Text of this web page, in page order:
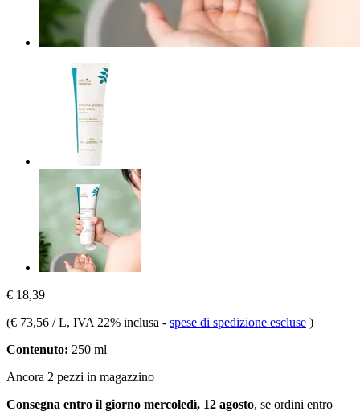
€ 18,39
(€ 73,56 / L, IVA 22% inclusa - spese di spedizione escluse )
Contenuto: 250 ml
Ancora 2 pezzi in magazzino
Consegna entro il giorno mercoledì, 12 agosto, se ordini entro